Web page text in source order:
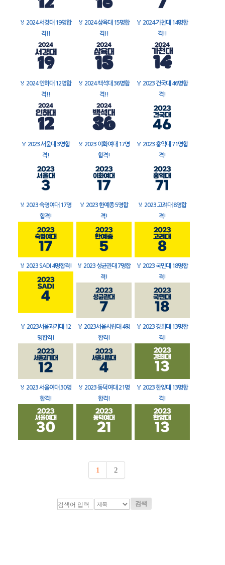
🏅 2024 서경대 19명합
격!!
🏅 2024 삼육대 15명합
격!!
🏅 2024 가천대 14명합
격!!
🏅 2024 인하대 12명합
격!!
🏅 2024 백석대 36명합
격!!
🏅 2023 건국대 46명합
격!
🏅 2023 서울대 3명합
격!
🏅 2023 이화여대 17명
합격!
🏅 2023 홍익대 71명합
격!
🏅 2023 숙명여대 17명
합격!
🏅 2023 한예종 5명합
격!
🏅 2023 고려대 8명합
격!
🏅 2023 SADI 4명합격! 🏅 2023 성균관대 7명합
격!
🏅 2023 국민대 18명합
격!
🏅 2023서울과기대 12
명합격!
🏅 2023서울시립대 4명
합격!
🏅 2023 경희대 13명합
격!
🏅 2023 서울여대 30명
합격!
🏅 2023 동덕여대 21명
합격!
🏅 2023 한양대 13명합
격!
1 2
검색